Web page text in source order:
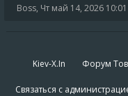
Boss, Чт май 14, 2026
Kiev-X.In Форум
Связаться с